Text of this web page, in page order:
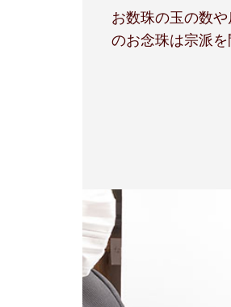
お数珠の玉の数
のお念珠は宗派を